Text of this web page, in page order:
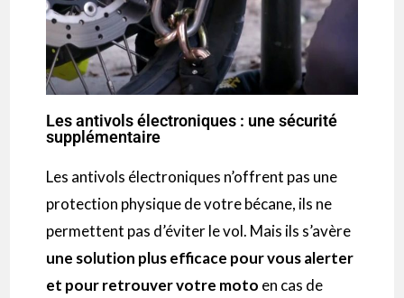
Les antivols électroniques : une sécurité
supplémentaire
Les antivols électroniques n’offrent pas une
protection physique de votre bécane, ils ne
permettent pas d’éviter le vol. Mais ils s’avère
une solution plus efficace pour vous alerter
et pour retrouver votre moto en cas de